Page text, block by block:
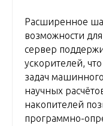
Расширенное
возможности
сервер
ускорителей,
задач
научных
накопителей
программно-